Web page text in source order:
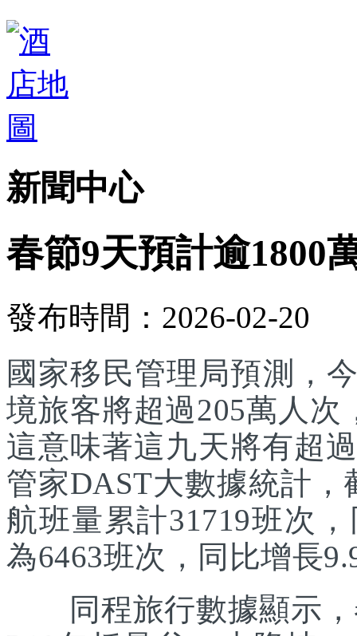
新聞中心
春節9天預計逾1800
發布時間：2026-02-20
國家移民管理局預測，
境旅客將超過205萬人次
這意味著這九天將有超
管家DAST大數據統計
航班量累計31719班次
為6463班次，同比增長
同程旅行數據顯示，